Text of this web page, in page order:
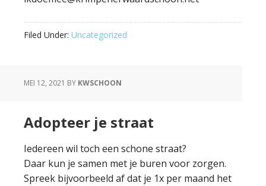
Filed Under: Uncategorized
MEI 12, 2021 BY KWSCHOON
Adopteer je straat
Iedereen wil toch een schone straat?
Daar kun je samen met je buren voor zorgen.
Spreek bijvoorbeeld af dat je 1x per maand het